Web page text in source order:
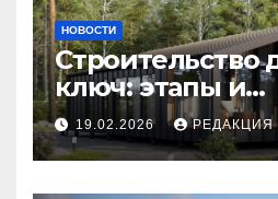
НОВОСТИ
Строительство
ключ: этапы и
планирование
19.02.2026 РЕДАКЦИЯ